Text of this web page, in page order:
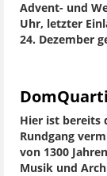
Advent- und
Uhr, letzter
24. Dezember
Hier ist bereits
Rundgang
von 1300
Musik und